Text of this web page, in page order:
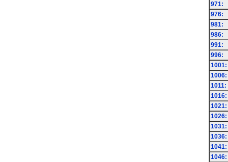
971:
976:
981:
986:
991:
996:
1001:
1006:
1011:
1016:
1021:
1026:
1031:
1036:
1041:
1046: